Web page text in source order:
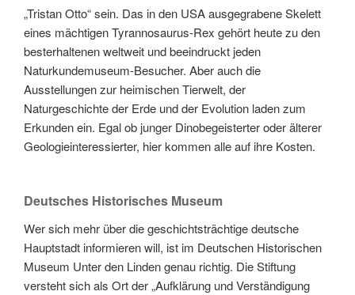
„Tristan Otto“ sein. Das in den USA ausgegrabene Skelett
eines mächtigen Tyrannosaurus-Rex gehört heute zu den
besterhaltenen weltweit und beeindruckt jeden
Naturkundemuseum-Besucher. Aber auch die
Ausstellungen zur heimischen Tierwelt, der
Naturgeschichte der Erde und der Evolution laden zum
Erkunden ein. Egal ob junger Dinobegeisterter oder älterer
Geologieinteressierter, hier kommen alle auf ihre Kosten.
Deutsches Historisches Museum
Wer sich mehr über die geschichtsträchtige deutsche
Hauptstadt informieren will, ist im Deutschen Historischen
Museum Unter den Linden genau richtig. Die Stiftung
versteht sich als Ort der „Aufklärung und Verständigung